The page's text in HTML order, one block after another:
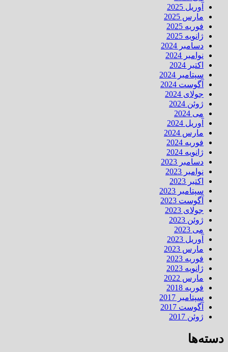
آوریل 2025
مارس 2025
فوریه 2025
ژانویه 2025
دسامبر 2024
نوامبر 2024
اکتبر 2024
سپتامبر 2024
آگوست 2024
جولای 2024
ژوئن 2024
می 2024
آوریل 2024
مارس 2024
فوریه 2024
ژانویه 2024
دسامبر 2023
نوامبر 2023
اکتبر 2023
سپتامبر 2023
آگوست 2023
جولای 2023
ژوئن 2023
می 2023
آوریل 2023
مارس 2023
فوریه 2023
ژانویه 2023
مارس 2022
فوریه 2018
سپتامبر 2017
آگوست 2017
ژوئن 2017
دسته‌ها